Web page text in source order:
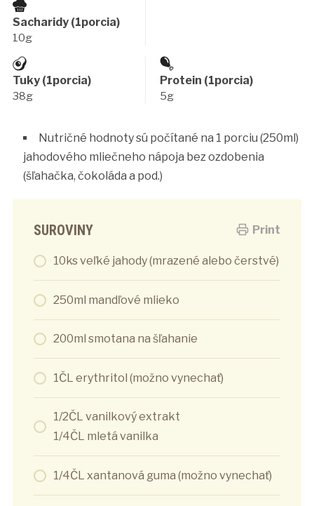
Sacharidy (1porcia)
10g
Tuky (1porcia)
38g
Protein (1porcia)
5g
Nutričné hodnoty sú počítané na 1 porciu (250ml)
jahodového mliečneho nápoja bez ozdobenia
(šľahačka, čokoláda a pod.)
Print
SUROVINY
10ks veľké jahody (mrazené alebo čerstvé)
250ml mandľové mlieko
200ml smotana na šľahanie
1ČL erythritol (možno vynechať)
1/2ČL vanilkový extrakt
1/4ČL mletá vanilka
1/4ČL xantanová guma (možno vynechať)